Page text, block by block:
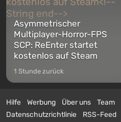
Asymmetrischer
Multiplayer-Horror-FPS
SCP: ReEnter startet
kostenlos auf Steam
1 Stunde zurück
Hilfe Werbung Über uns Team
Datenschutzrichtlinie
RSS-Feed